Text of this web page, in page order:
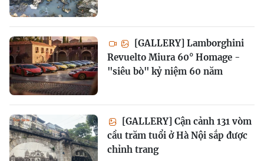
[GALLERY] Lamborghini
Revuelto Miura 60° Homage -
"siêu bò" kỷ niệm 60 năm
[GALLERY] Cận cảnh 131 vòm
cầu trăm tuổi ở Hà Nội sắp được
chỉnh trang